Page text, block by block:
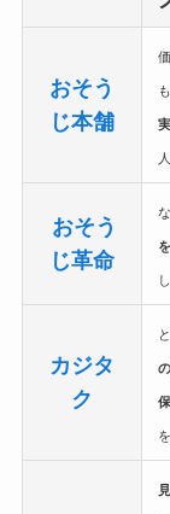
おそう
じ本舗
人
おそう
じ革命
カジタ
ク